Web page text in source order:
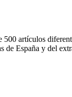
artículos
España y del